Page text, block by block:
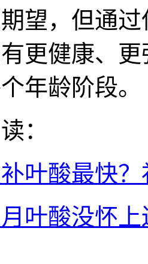
望，但通
更健康、
年龄阶段。
：
叶酸最快
叶酸没怀